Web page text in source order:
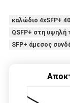
καλώδιο 4xSFP+
QSFP+ στη υψηλή
SFP+ άμεσος